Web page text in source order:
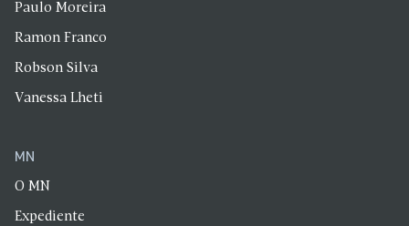
Paulo Moreira
Ramon Franco
Robson Silva
Vanessa Lheti
MN
O MN
Expediente